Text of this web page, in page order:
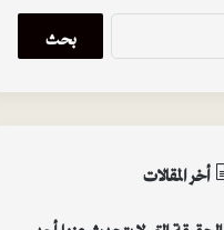
البحث
عن:
أخر المقالات